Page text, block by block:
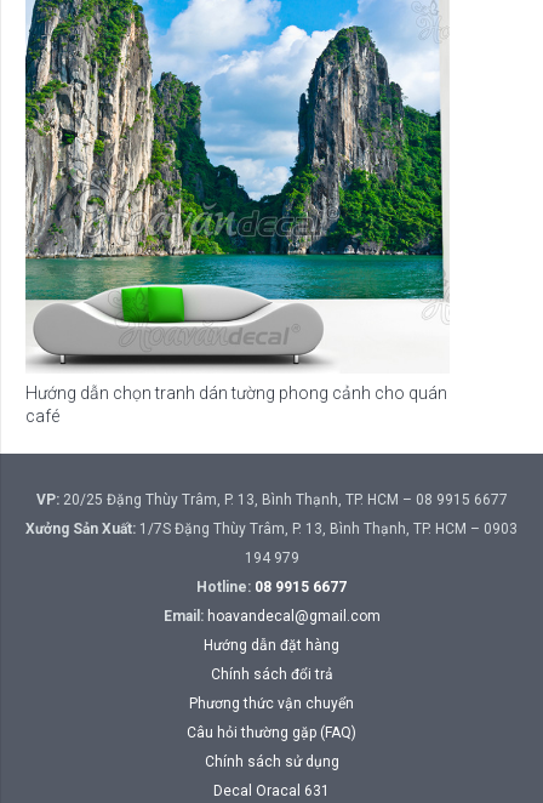
Hướng dẫn chọn tranh dán tường phong cảnh cho quán
café
VP:20/25 Đặng Thùy Trâm, P. 13, Bình Thạnh, TP. HCM – 08 9915 6677
Xưởng Sản Xuất: 1/7S Đặng Thùy Trâm, P. 13, Bình Thạnh, TP. HCM – 0903
194 979
Hotline: 08 9915 6677
Email: hoavandecal@gmail.com
Hướng dẫn đặt hàng
Chính sách đổi trả
Phương thức vận chuyển
Câu hỏi thường gặp (FAQ)
Chính sách sử dụng
Decal Oracal 631